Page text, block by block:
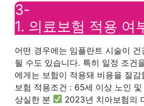
3-
1. 의료보험 적용 여
어떤 경우에는 임플란트 시술이
될 수도 있습니다. 특히 일정 조건
에게는 보험이 적용돼 비용을 절감
보험 적용조건 : 65세 이상 노인
상실한 분
2023년 치아보험의